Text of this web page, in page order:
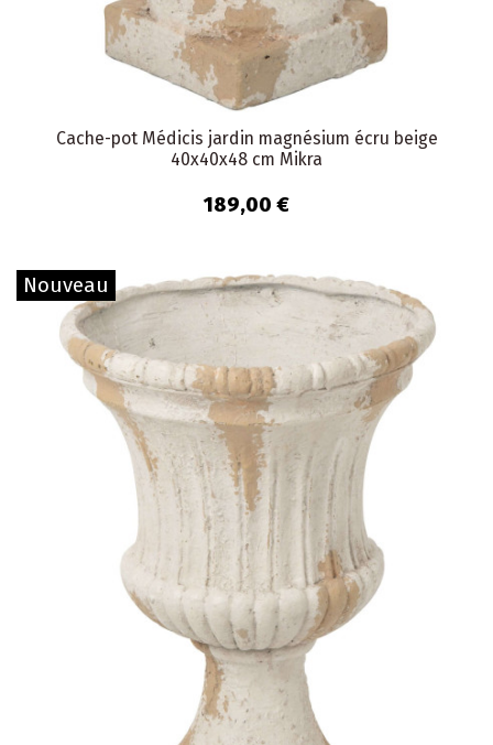
Cache-pot Médicis jardin magnésium écru beige
40x40x48 cm Mikra
189,00 €
Nouveau